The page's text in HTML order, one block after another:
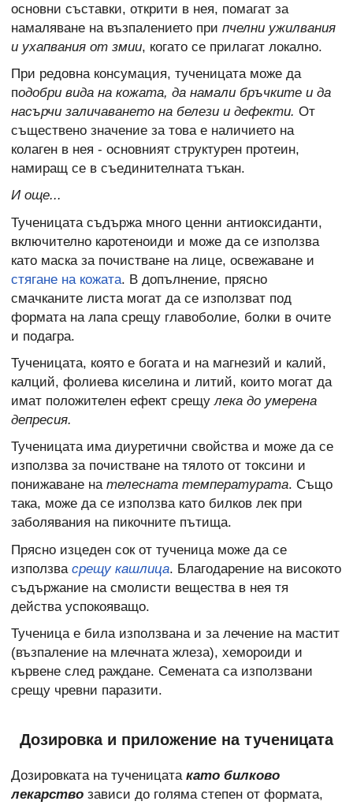
основни съставки, открити в нея, помагат за
намаляване на възпалението при пчелни ужилвания
и ухапвания от змии, когато се прилагат локално.
При редовна консумация, тученицата може да
подобри вида на кожата, да намали бръчките и да
насърчи заличаването на белези и дефекти. От
съществено значение за това е наличието на
колаген в нея - основният структурен протеин,
намиращ се в съединителната тъкан.
И още...
Тученицата съдържа много ценни антиоксиданти,
включително каротеноиди и може да се използва
като маска за почистване на лице, освежаване и
стягане на кожата. В допълнение, прясно
смачканите листа могат да се използват под
формата на лапа срещу главоболие, болки в очите
и подагра.
Тученицата, която е богата и на магнезий и калий,
калций, фолиева киселина и литий, които могат да
имат положителен ефект срещулека до умерена
депресия.
Тученицата има диуретични свойства и може да се
използва за почистване на тялото от токсини и
понижаване на телесната температурата. Също
така, може да се използва като билков лек при
заболявания на пикочните пътища.
Прясно изцеден сок от тученица може да се
използва срещу кашлица. Благодарение на високото
съдържание на смолисти вещества в нея тя
действа успокояващо.
Тученица е била използвана и за лечение на мастит
(възпаление на млечната жлеза), хемороиди и
кървене след раждане. Семената са използвани
срещу чревни паразити.
Дозировка и приложение на тученицата
Дозировката на тученицата като билково
лекарство зависи до голяма степен от формата,